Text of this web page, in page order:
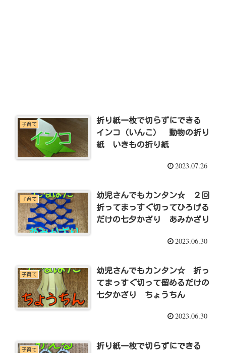
子育て
折り紙一枚で切らずにできる
インコ（いんこ） 動物の折り
紙 いきもの折り紙
2023.07.26
子育て
幼児さんでもカンタン☆ ２回
折ってまっすぐ切ってひろげる
だけの七夕かざり あみかざり
2023.06.30
子育て
幼児さんでもカンタン☆ 折っ
てまっすぐ切って留めるだけの
七夕かざり ちょうちん
2023.06.30
子育て
折り紙一枚で切らずにできる